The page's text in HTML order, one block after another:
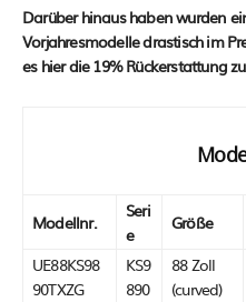
Darüber hinaus haben wurden
Vorjahresmodelle drastisch im
es hier die 19% Rückerstattung
Modellnr.
Seri
e
Größe
UE88KS98
90TXZG
KS9
890
88 Zoll
(curved)